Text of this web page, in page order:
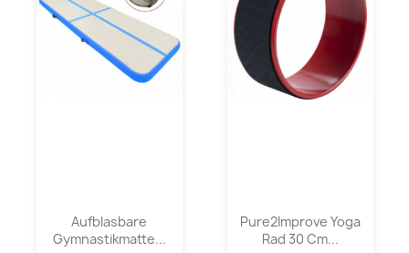
Aufblasbare
Gymnastikmatte...
Pure2Improve Yoga
Rad 30 Cm...